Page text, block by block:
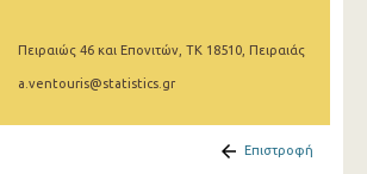
2024
2024
Πειραιώς 46 και Επονιτών, ΤΚ 18510, Πειραιάς
a.ventouris@statistics.gr
Επιστροφή